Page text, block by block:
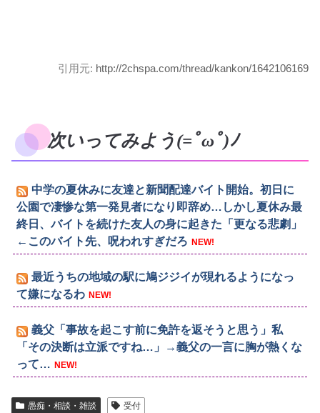
引用元: http://2chspa.com/thread/kankon/1642106169
次いってみよう(=ﾟωﾟ)ﾉ
中学の夏休みに友達と新聞配達バイト開始。初日に
公園で凄惨な第一発見者になり即辞め…しかし夏休み最
終日、バイトを続けた友人の身に起きた「更なる悲劇」
←このバイト先、呪われすぎだろ NEW!
最近うちの地域の駅に鳩ジジイが現れるようになっ
て嫌になるわ NEW!
義父「事故を起こす前に免許を返そうと思う」私
「その決断は立派ですね…」→義父の一言に胸が熱くな
って… NEW!
愚痴・相談・雑談 受付